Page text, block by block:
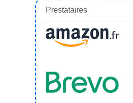
Prestataires